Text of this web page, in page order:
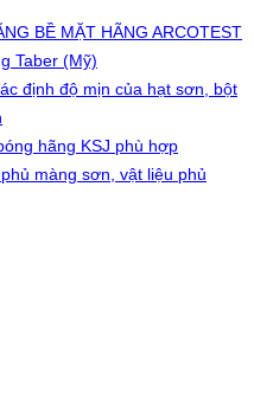
BỀ MẶT HÃNG ARCOTEST
Taber (Mỹ)
định độ mịn của hạt sơn, bột
hãng KSJ phù hợp
màng sơn, vật liệu phủ